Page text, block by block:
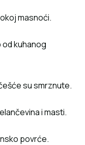
masnoći.
kuhanog
su smrznute.
i masti.
povrće.